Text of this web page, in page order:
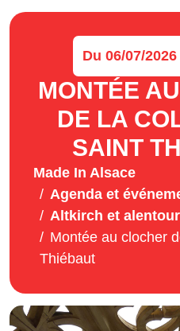
Du 06/07/
MONTÉE
DE LA
SAINT
Made In Alsace
Agenda et
Altkirch et
Montée au clocher
Thiébaut